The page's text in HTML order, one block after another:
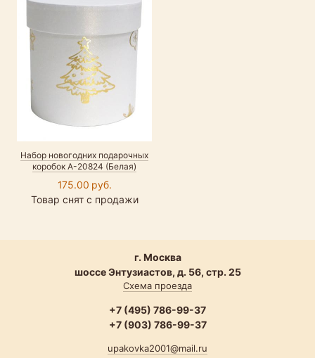
Набор новогодних подарочных
коробок А-20824 (Белая)
175.00 руб.
Товар снят с продажи
г. Москва
шоссе Энтузиастов, д. 56, стр. 25
Схема проезда
+7 (495) 786-99-37
+7 (903) 786-99-37
upakovka2001@mail.ru